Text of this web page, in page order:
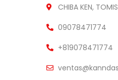
CHIBA KEN,
09078471774
+819078471774